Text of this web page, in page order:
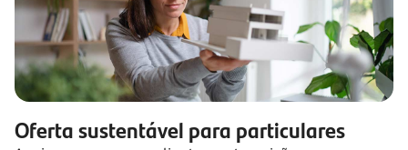
Oferta sustentável para particulares